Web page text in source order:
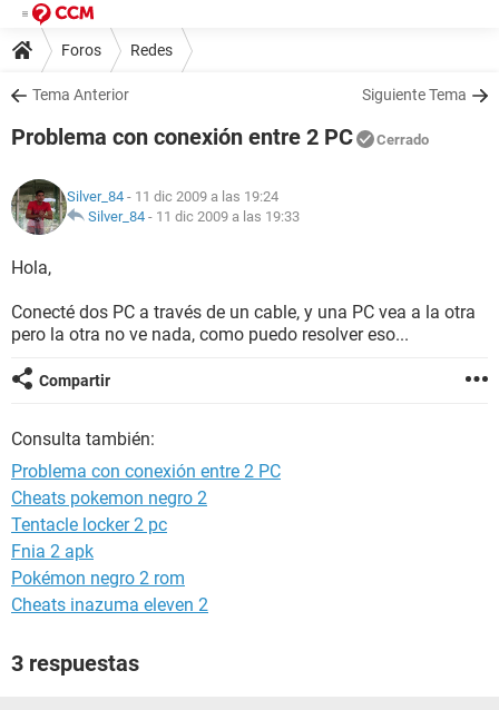
Foros Redes
Tema Anterior Siguiente Tema
Problema con conexión entre 2 PC Cerrado
Silver_84 - 11 dic 2009 a las 19:24
Silver_84 - 11 dic 2009 a las 19:33
Hola,
Conecté dos PC a través de un cable, y una PC vea a la otra
pero la otra no ve nada, como puedo resolver eso...
Compartir
Consulta también:
Problema con conexión entre 2 PC
Cheats pokemon negro 2
Tentacle locker 2 pc
Fnia 2 apk
Pokémon negro 2 rom
Cheats inazuma eleven 2
3 respuestas